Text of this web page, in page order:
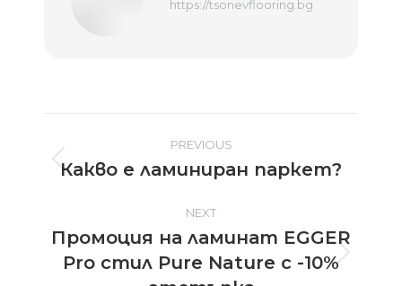
https://tsonevflooring.bg
navigation
PREVIOUS
Previous
Какво е ламиниран паркет?
NEXT
Next
Промоция на ламинат EGGER
Pro стил Pure Nature с -10%